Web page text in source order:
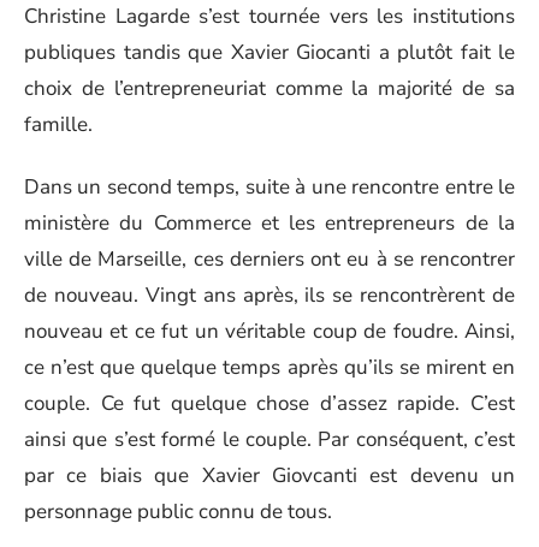
Christine Lagarde s’est tournée vers les institutions
publiques tandis que Xavier Giocanti a plutôt fait le
choix de l’entrepreneuriat comme la majorité de sa
famille.
Dans un second temps, suite à une rencontre entre le
ministère du Commerce et les entrepreneurs de la
ville de Marseille, ces derniers ont eu à se rencontrer
de nouveau. Vingt ans après, ils se rencontrèrent de
nouveau et ce fut un véritable coup de foudre. Ainsi,
ce n’est que quelque temps après qu’ils se mirent en
couple. Ce fut quelque chose d’assez rapide. C’est
ainsi que s’est formé le couple. Par conséquent, c’est
par ce biais que Xavier Giovcanti est devenu un
personnage public connu de tous.